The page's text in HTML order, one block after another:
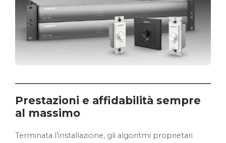
Prestazioni e affidabilità sempre
al massimo
Terminata l’installazione, gli algoritmi proprietari